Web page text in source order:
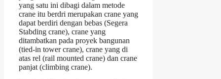
yang satu ini dibagi dalam metode
crane itu berdri merupakan crane yang
dapat berdiri dengan bebas (Segera
Stabding crane), crane yang
ditambatkan pada proyek bangunan
(tied-in tower crane), crane yang di
atas rel (rail mounted crane) dan crane
panjat (climbing crane).